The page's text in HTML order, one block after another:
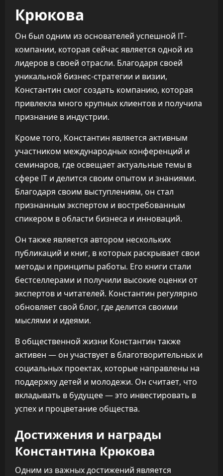
Крюкова
Он был одним из основателей успешной IT-
компании, которая сейчас является одной из
лидеров в своей отрасли. Благодаря своей
уникальной бизнес-стратегии и визии,
Константин смог создать компанию, которая
привлекла много крупных клиентов и получила
признание в индустрии.
Кроме того, Константин является активным
участником международных конференций и
семинаров, где освещает актуальные темы в
сфере IT и делится своим опытом и знаниями.
Благодаря своим выступлениям, он стал
признанным экспертом и востребованным
спикером в области бизнеса и инноваций.
Он также является автором нескольких
публикаций и книг, в которых раскрывает свои
методы и принципы работы. Его книги стали
бестселлерами и получили высокие оценки от
экспертов и читателей. Константин регулярно
обновляет свой блог, где делится своими
мыслями и идеями.
В общественной жизни Константин также
активен — он участвует в благотворительных и
социальных проектах, которые направлены на
поддержку детей и молодежи. Он считает, что
вкладывать в будущее — это инвестировать в
успех и процветание общества.
Достижения и награды
Константина Крюкова
Одним из важных достижений является